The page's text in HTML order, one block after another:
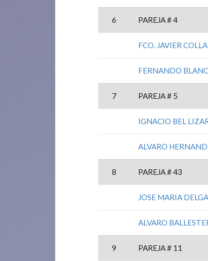
6 PAREJA # 4
FCO. JAVIER
FERNANDO
7 PAREJA # 5
IGNACIO BEL
ALVARO
8 PAREJA # 43
JOSE MARIA
ALVARO
9 PAREJA # 11